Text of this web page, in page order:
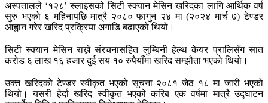
अस्पतालले ‘१२८’ स्लाइसको सिटी स्क्यान मेसिन खरिदका लागि आर्थिक वर्ष
सुरु भएको ६ महिनापछि मात्रै २०८० फागुन २४ मा (२०२४ मार्च ७) टेण्डर
आह्वान गरेर खरिद प्रक्रिया अगाडि बढाएको थियो।
सिटी स्क्यान मेसिन राख्ने संरचनासहित लुम्बिनी हेल्थ केयर प्रालिसँग सात
करोड ६ लाख १६ हजार दुई सय १० रुपैयाँमा खरिद सम्झौता भएको थियो।
उक्त खरिदको टेण्डर स्वीकृत भएको सूचना २०८१ जेठ १८ मा जारी भएको
थियो। यसरी हेर्दा खरिद स्वीकृत भएको करिब एक वर्षमा मात्रै उद्घाटन